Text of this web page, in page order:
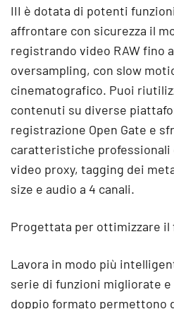
III è dotata di potenti
affrontare con sicurezza il
registrando video RAW fino
oversampling, con slow
cinematografico. Puoi
contenuti su diverse
registrazione Open Gate e
caratteristiche professionali
video proxy, tagging dei
size e audio a 4 canali.
Progettata per ottimizzare il
Lavora in modo più
serie di funzioni migliorate
doppio formato permettono